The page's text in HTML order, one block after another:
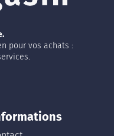
pour vos achats :